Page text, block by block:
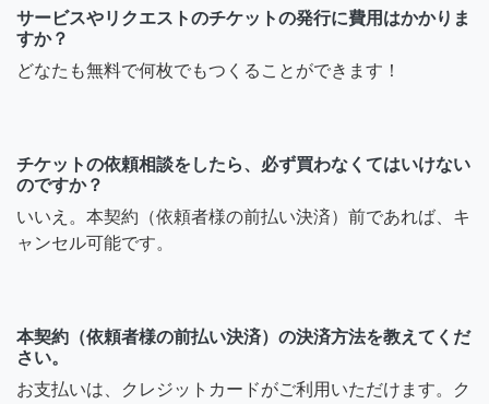
サービスやリクエストのチケットの発行に費用はかかりま
すか？
どなたも無料で何枚でもつくることができます！
チケットの依頼相談をしたら、必ず買わなくてはいけない
のですか？
いいえ。本契約（依頼者様の前払い決済）前であれば、キ
ャンセル可能です。
本契約（依頼者様の前払い決済）の決済方法を教えてくだ
さい。
お支払いは、クレジットカードがご利用いただけます。ク